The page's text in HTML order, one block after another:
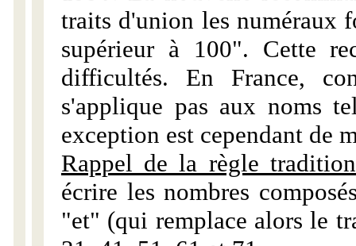
traits d'union les numéraux
supérieur à 100". Cette
difficultés. En France,
s'applique pas aux noms
exception est cependant de
Rappel de la règle
écrire les nombres
"et" (qui remplace alors le